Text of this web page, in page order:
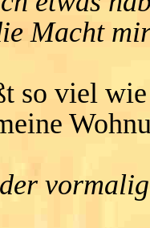
Macht
so viel